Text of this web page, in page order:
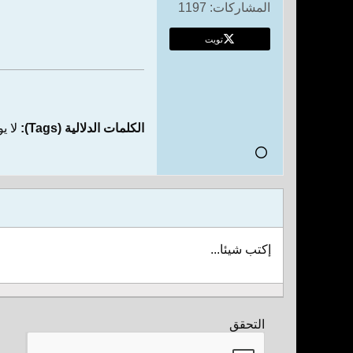
المشاركات: 1197
تويت
الكلمات الدلالية (Tags): لا
إكتب شيئا...
التحقق